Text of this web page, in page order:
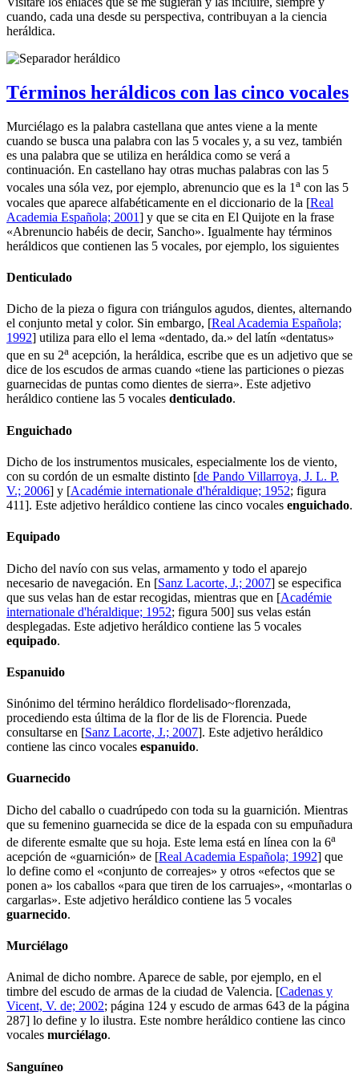
cuando, cada una desde su perspectiva, contribuyan a la ciencia
heráldica.
Términos heráldicos con las cinco vocales
Murciélago es la palabra castellana que antes viene a la mente
cuando se busca una palabra con las 5 vocales y, a su vez, también
es una palabra que se utiliza en heráldica como se verá a
continuación. En castellano hay otras muchas palabras con las 5
vocales una sóla vez, por ejemplo, abrenuncio que es la 1a con las 5
vocales que aparece alfabéticamente en el diccionario de la [Real
Academia Española; 2001] y que se cita en El Quijote en la frase
«Abrenuncio habéis de decir, Sancho». Igualmente hay términos
heráldicos que contienen las 5 vocales, por ejemplo, los siguientes
Denticulado
Dicho de la pieza o figura con triángulos agudos, dientes, alternando
el conjunto metal y color. Sin embargo, [Real Academia Española;
1992] utiliza para ello el lema «dentado, da.» del latín «dentatus»
que en su 2a acepción, la heráldica, escribe que es un adjetivo que se
dice de los escudos de armas cuando «tiene las particiones o piezas
guarnecidas de puntas como dientes de sierra». Este adjetivo
heráldico contiene las 5 vocales denticulado.
Enguichado
Dicho de los instrumentos musicales, especialmente los de viento,
con su cordón de un esmalte distinto [de Pando Villarroya, J. L. P.
V.; 2006] y [Académie internationale d'héraldique; 1952; figura
411]. Este adjetivo heráldico contiene las cinco vocales enguichado.
Equipado
Dicho del navío con sus velas, armamento y todo el aparejo
necesario de navegación. En [Sanz Lacorte, J.; 2007] se especifica
que sus velas han de estar recogidas, mientras que en [Académie
internationale d'héraldique; 1952; figura 500] sus velas están
desplegadas. Este adjetivo heráldico contiene las 5 vocales
equipado.
Espanuido
Sinónimo del término heráldico flordelisado~florenzada,
procediendo esta última de la flor de lis de Florencia. Puede
consultarse en [Sanz Lacorte, J.; 2007]. Este adjetivo heráldico
contiene las cinco vocales espanuido.
Guarnecido
Dicho del caballo o cuadrúpedo con toda su la guarnición. Mientras
que su femenino guarnecida se dice de la espada con su empuñadura
de diferente esmalte que su hoja. Este lema está en línea con la 6a
acepción de «guarnición» de [Real Academia Española; 1992] que
lo define como el «conjunto de correajes» y otros «efectos que se
ponen a» los caballos «para que tiren de los carruajes», «montarlas o
cargarlas». Este adjetivo heráldico contiene las 5 vocales
guarnecido.
Murciélago
Animal de dicho nombre. Aparece de sable, por ejemplo, en el
timbre del escudo de armas de la ciudad de Valencia. [Cadenas y
Vicent, V. de; 2002; página 124 y escudo de armas 643 de la página
287] lo define y lo ilustra. Este nombre heráldico contiene las cinco
vocales murciélago.
Sanguíneo